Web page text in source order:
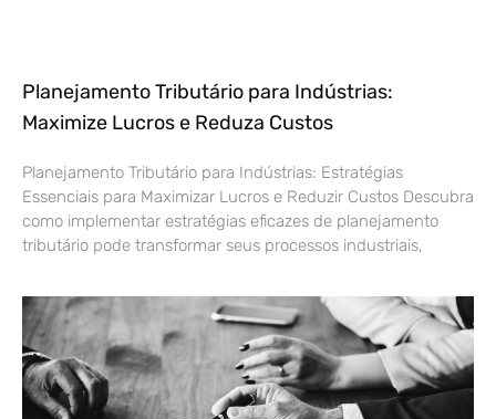
Planejamento Tributário para Indústrias:
Maximize Lucros e Reduza Custos
Planejamento Tributário para Indústrias: Estratégias
Essenciais para Maximizar Lucros e Reduzir Custos Descubra
como implementar estratégias eficazes de planejamento
tributário pode transformar seus processos industriais,